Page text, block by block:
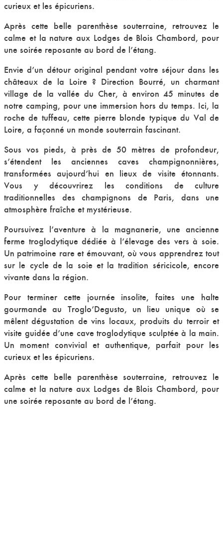
curieux et les épicuriens.
Après cette belle parenthèse souterraine, retrouvez le
calme et la nature aux Lodges de Blois Chambord, pour
une soirée reposante au bord de l’étang.
Envie d’un détour original pendant votre séjour dans les
châteaux de la Loire ? Direction Bourré, un charmant
village de la vallée du Cher, à environ 45 minutes de
notre camping, pour une immersion hors du temps. Ici, la
roche de tuffeau, cette pierre blonde typique du Val de
Loire, a façonné un monde souterrain fascinant.
Sous vos pieds, à près de 50 mètres de profondeur,
s’étendent les anciennes caves champignonnières,
transformées aujourd’hui en lieux de visite étonnants.
Vous y découvrirez les conditions de culture
traditionnelles des champignons de Paris, dans une
atmosphère fraîche et mystérieuse.
Poursuivez l’aventure à la magnanerie, une ancienne
ferme troglodytique dédiée à l’élevage des vers à soie.
Un patrimoine rare et émouvant, où vous apprendrez tout
sur le cycle de la soie et la tradition séricicole, encore
vivante dans la région.
Pour terminer cette journée insolite, faites une halte
gourmande au Troglo’Degusto, un lieu unique où se
mêlent dégustation de vins locaux, produits du terroir et
visite guidée d’une cave troglodytique sculptée à la main.
Un moment convivial et authentique, parfait pour les
curieux et les épicuriens.
Après cette belle parenthèse souterraine, retrouvez le
calme et la nature aux Lodges de Blois Chambord, pour
une soirée reposante au bord de l’étang.